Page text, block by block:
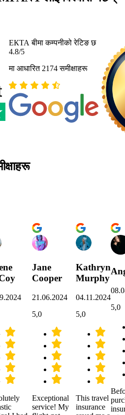
ЕКТА बीमा कम्पनीको रेटिङ छ
4.8/5
मा आधारित 2174 समीक्षाहरू
Jane
Cooper
21.06.2024
5,0
Exceptional
service! My
Kathryn
Murphy
04.11.2024
5,0
This travel
insurance
5,0